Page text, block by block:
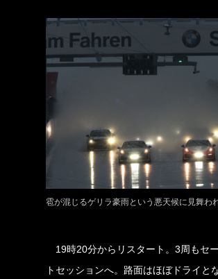
雹が混じるゲリラ豪雨という悪天候に見舞わ
19時20分からリスタート。3周もセ
トセッションへ。路面はほぼドライと